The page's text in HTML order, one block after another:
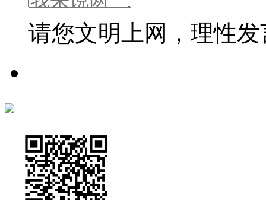
请您文明上网，理性